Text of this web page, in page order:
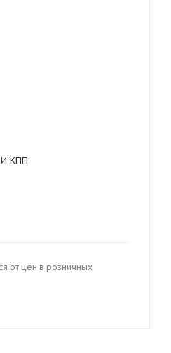
КПП
от цен в розничных